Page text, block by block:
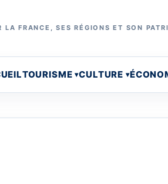
LA FRANCE, SES RÉGIONS ET SON
TOURISME CULTURE